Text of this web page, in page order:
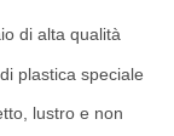
di alta qualità
plastica speciale
lustro e non